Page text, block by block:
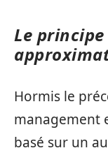
Le
Hormis le
management
basé sur un